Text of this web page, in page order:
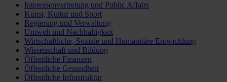
Interessenvertretung und Public Affairs
Kunst, Kultur und Sport
Regierung und Verwaltung
Umwelt und Nachhaltigkeit
Wirtschaftliche, Soziale und Humanitäre Entwicklung
Wissenschaft und Bildung
Öffentliche Finanzen
Öffentliche Gesundheit
Öffentliche Infrastruktur